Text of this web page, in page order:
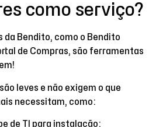
como serviço?
da Bendito, como o Bendito
de Compras, são ferramentas
leves e não exigem o que
necessitam, como:
de TI para instalação;